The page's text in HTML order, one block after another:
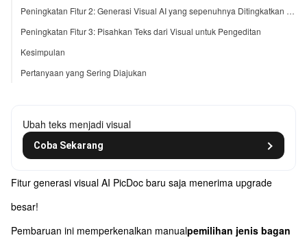
Peningkatan Fitur 2: Generasi Visual AI yang sepenuhnya Ditingkatkan untuk Semua Skenario
Peningkatan Fitur 3: Pisahkan Teks dari Visual untuk Pengeditan
Kesimpulan
Pertanyaan yang Sering Diajukan
Ubah teks menjadi visual
Coba Sekarang
Fitur generasi visual AI PicDoc baru saja menerima upgrade
besar!
Pembaruan ini memperkenalkan manualpemilihan jenis bagan